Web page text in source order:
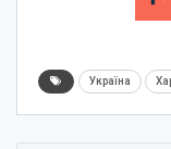
Україна